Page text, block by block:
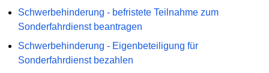
Schwerbehinderung - befristete Teilnahme zum
Sonderfahrdienst beantragen
Schwerbehinderung - Eigenbeteiligung für
Sonderfahrdienst bezahlen